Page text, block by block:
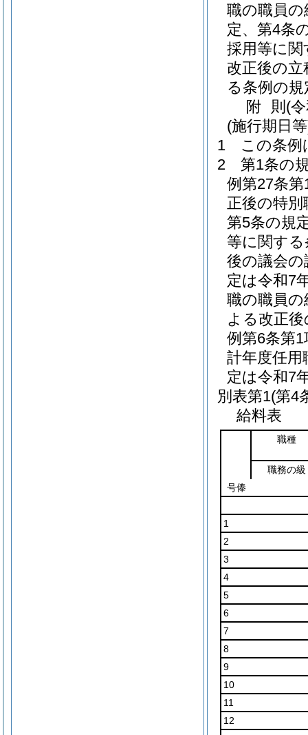
職の職員の
定、第4条
採用等に
改正後の
る条例の
附 則 (
(施行期日
1
この条例
2
第1条の
例第27条
正後の特
第5条の規
等に関す
後の議会
定は令和7
職の職員
よる改正
例第6条第
計年度任用
定は令和7
別表第1(第4
給料表
職種
職務の級
号俸
1
2
3
4
5
6
7
8
9
10
11
12